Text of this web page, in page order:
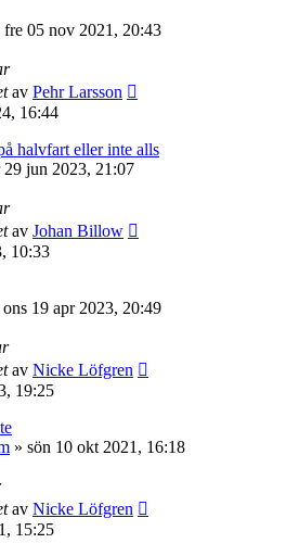
fre 05 nov 2021, 20:43
av Pehr Larsson
16:44
halvfart eller inte alls
29 jun 2023, 21:07
av Johan Billow
10:33
ons 19 apr 2023, 20:49
av Nicke Löfgren
19:25
» sön 10 okt 2021, 16:18
av Nicke Löfgren
15:25